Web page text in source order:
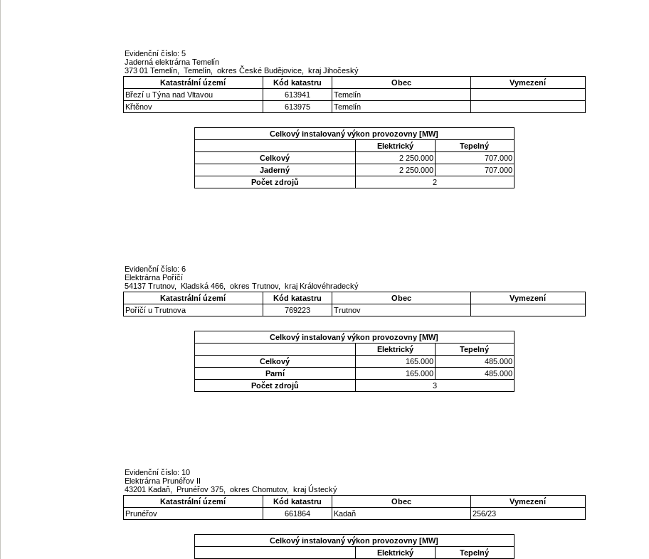
Evidenční číslo: 5
Jaderná elektrárna Temelín
373 01 Temelín, Temelín, okres České Budějovice, kraj Jihočeský
Katastrální území
Kód katastru Obec
Vymezení
Březí u Týna nad Vltavou
613941
Temelín
Křtěnov
613975 Temelín
Celkový instalovaný výkon provozovny [MW]
Elektrický
Tepelný
Celkový
2 250.000
707.000
Jaderný
2 250.000
707.000
Počet zdrojů
2
Evidenční číslo: 6
Elektrárna Poříčí
54137 Trutnov, Kladská 466, okres Trutnov, kraj Královéhradecký
Katastrální území
Kód katastru Obec
Vymezení
Poříčí u Trutnova
769223 Trutnov
Celkový instalovaný výkon provozovny [MW]
Elektrický
Tepelný
Celkový
165.000
485.000
Parní
165.000
485.000
Počet zdrojů
3
Evidenční číslo: 10
Elektrárna Prunéřov II
43201 Kadaň, Prunéřov 375, okres Chomutov, kraj Ústecký
Katastrální území
Kód katastru Obec
Vymezení
Prunéřov
661864 Kadaň 256/23
Celkový instalovaný výkon provozovny [MW]
Elektrický
Tepelný